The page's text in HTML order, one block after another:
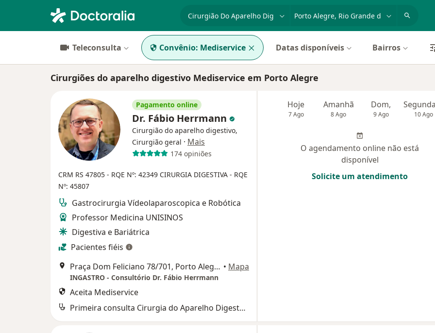
Teleconsulta Convênio: Mediservice Datas disponíveis Bairros
Cirurgiões do aparelho digestivo Mediservice em Porto Alegre
Pagamento online
Dr. Fábio Herrmann
Cirurgião do aparelho digestivo,
Cirurgião geral · Mais
174 opiniões
CRM RS 47805 - RQE Nº: 42349 CIRURGIA DIGESTIVA - RQE
Nº: 45807
Gastrocirurgia Vídeolaparoscopica e Robótica
Professor Medicina UNISINOS
Digestiva e Bariátrica
Pacientes fiéis
Praça Dom Feliciano 78/701, Porto Alegre, Porto Alegre • Mapa
INGASTRO - Consultório Dr. Fábio Herrmann
Aceita Mediservice
Primeira consulta Cirurgia do Aparelho Digestivo
Hoje
7 Ago
Amanhã
8 Ago
Dom,
9 Ago 10 Ago
O agendamento online não está
disponível
Solicite um atendimento